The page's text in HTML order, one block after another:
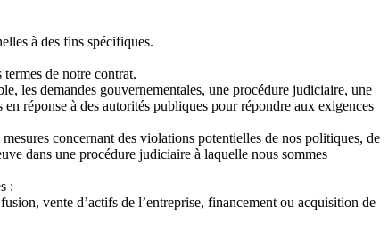
à des fins spécifiques.
de notre contrat.
les demandes gouvernementales, une procédure judiciaire, une
réponse à des autorités publiques pour répondre aux exigences
concernant des violations potentielles de nos politiques, de
dans une procédure judiciaire à laquelle nous sommes
:
vente d’actifs de l’entreprise, financement ou acquisition de